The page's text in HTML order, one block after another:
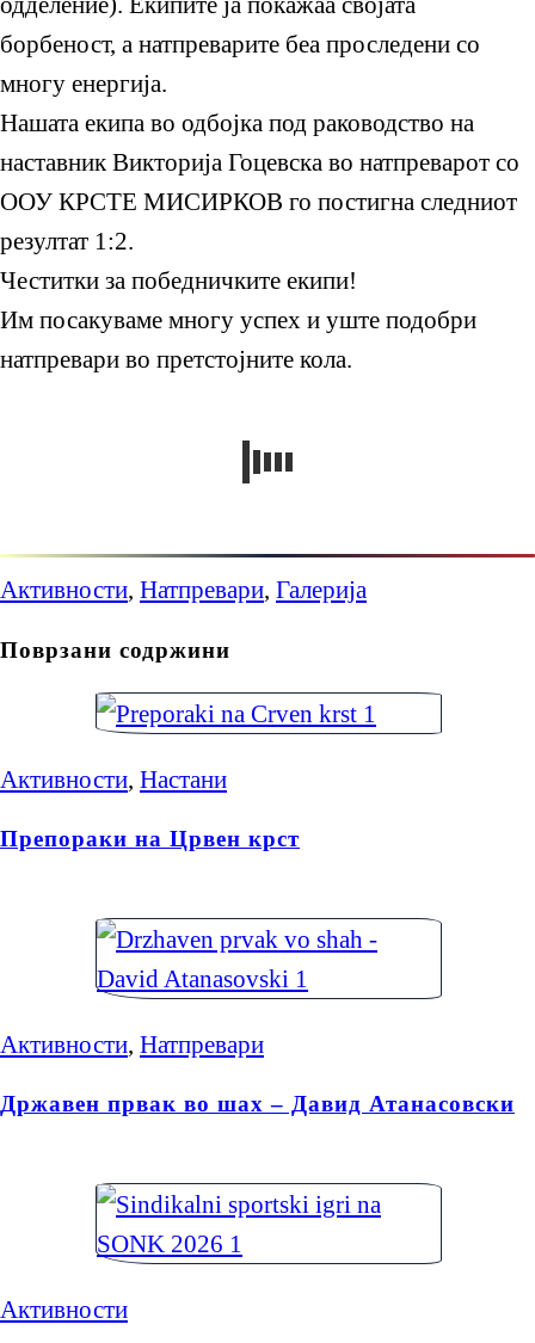
борбеност, а натпреварите беа проследени со
многу енергија.
Нашата екипа во одбојка под раководство на
наставник Викторија Гоцевска во натпреварот со
ООУ КРСТЕ МИСИРКОВ го постигна следниот
резултат 1:2.
Честитки за победничките екипи!
Им посакуваме многу успех и уште подобри
натпревари во претстојните кола.
Активности, Натпревари, Галерија
Поврзани содржини
Активности, Настани
Препораки на Црвен крст
Активности, Натпревари
Државен првак во шах – Давид Атанасовски
Активности